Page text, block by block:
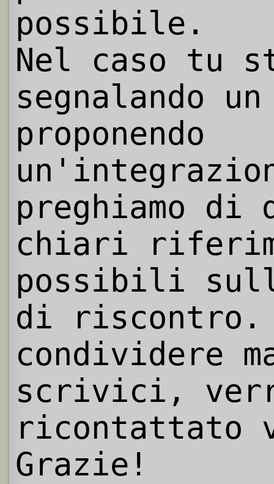
possibile.
Nel caso tu
segnalando
proponendo
preghiamo
chiari
possibili
di riscontro.
condividere
scrivici,
ricontattato
Grazie!